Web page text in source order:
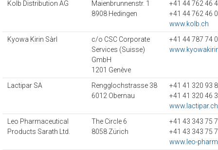
Kolb Distribution AG
Maienbrunnenstr. 1
8908 Hedingen
+41 44 762 46
+41 44 762 46
www.kolb.ch
Kyowa Kirin Sàrl
c/o CSC Corporate
Services (Suisse)
GmbH
1201 Genève
+41 44 787 74
Lactipar SA
Rengglochstrasse 38
6012 Obernau
+41 41 320 93
+41 41 320 46
www.lactipar.ch
Leo Pharmaceutical
Products Sarath Ltd.
The Circle 6
8058 Zürich
+41 43 343 75
+41 43 343 75
www.leo-